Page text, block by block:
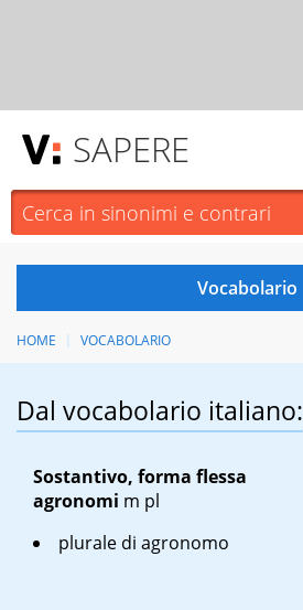
SAPERE
HOME VOCABOLARIO
Dal vocabolario italiano:
Sostantivo, forma flessa
agronomi m pl
plurale di agronomo